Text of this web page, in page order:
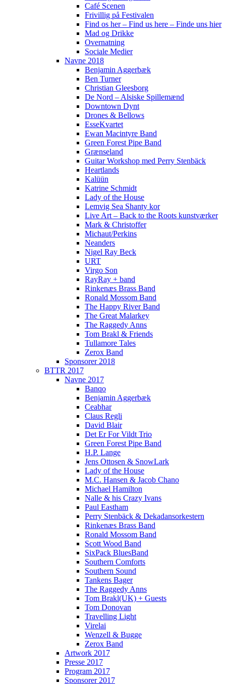
Café Scenen
Frivillig på Festivalen
Find os her – Find us here – Finde uns hier
Mad og Drikke
Overnatning
Sociale Medier
Navne 2018
Benjamin Aggerbæk
Ben Turner
Christian Gleesborg
De Nord – Alsiske Spillemænd
Downtown Dynt
Drones & Bellows
EsseKvartet
Ewan Macintyre Band
Green Forest Pipe Band
Grænseland
Guitar Workshop med Perry Stenbäck
Heartlands
Kalüün
Katrine Schmidt
Lady of the House
Lemvig Sea Shanty kor
Live Art – Back to the Roots kunstværker
Mark & Christoffer
Michaut/Perkins
Neanders
Nigel Ray Beck
URT
Virgo Son
RayRay + band
Rinkenæs Brass Band
Ronald Mossom Band
The Happy River Band
The Great Malarkey
The Raggedy Anns
Tom Brakl & Friends
Tullamore Tales
Zerox Band
Sponsorer 2018
BTTR 2017
Navne 2017
Banqo
Benjamin Aggerbæk
Ceabhar
Claus Regli
David Blair
Det Er For Vildt Trio
Green Forest Pipe Band
H.P. Lange
Jens Ottosen & SnowLark
Lady of the House
M.C. Hansen & Jacob Chano
Michael Hamilton
Nalle & his Crazy Ivans
Paul Eastham
Perry Stenbäck & Dekadansorkestern
Rinkenæs Brass Band
Ronald Mossom Band
Scott Wood Band
SixPack BluesBand
Southern Comforts
Southern Sound
Tankens Bager
The Raggedy Anns
Tom Brakl(UK) + Guests
Tom Donovan
Travelling Light
Virelai
Wenzell & Bugge
Zerox Band
Artwork 2017
Presse 2017
Program 2017
Sponsorer 2017